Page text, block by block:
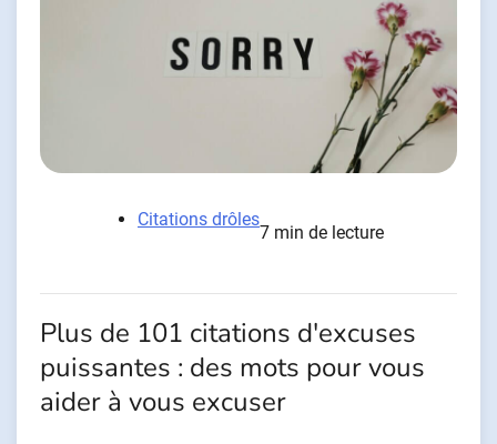
Citations drôles
7 min de lecture
Plus de 101 citations d'excuses
puissantes : des mots pour vous
aider à vous excuser